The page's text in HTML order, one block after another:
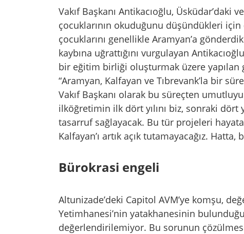
Vakıf Başkanı Antikacıoğlu, Üsküdar’daki
çocuklarının okuduğunu düşündükleri için
çocuklarını genellikle Aramyan’a
kaybına uğrattığını vurgulayan
bir eğitim birliği oluşturmak üzere
“Aramyan, Kalfayan ve Tıbrevank’la bir
Vakıf Başkanı olarak bu süreçten
ilköğretimin ilk dört yılını biz, sonraki dört
tasarruf sağlayacak. Bu tür projeleri
Kalfayan’ı artık açık tutamayacağız.
Bürokrasi engeli
Altunizade’deki Capitol AVM’ye komşu,
Yetimhanesi’nin yatakhanesinin
değerlendirilemiyor. Bu sorunun